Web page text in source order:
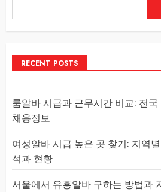
RECENT POSTS
룸알바 시급과 근무시간 비교: 전
채용정보
여성알바 시급 높은 곳 찾기: 지역
석과 현황
서울에서 유흥알바 구하는 방법과